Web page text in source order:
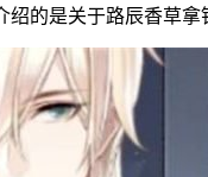
的是关于路辰香草拿